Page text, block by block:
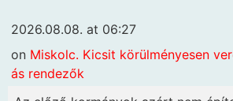
2026.08.08. at 06:27
on Miskolc. Kicsit körülményesen
ás rendezők